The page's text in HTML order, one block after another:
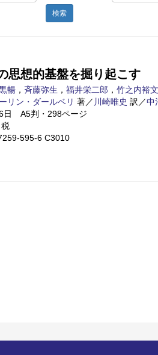
検索
思想的基盤を掘り起こす
暢 ， 斉藤弥生 ， 福井栄二郎 ， 竹之内裕文
リン・ダールベリ 著／ 川崎唯史 訳／中
日 A5判・298ページ
595-6 C3010